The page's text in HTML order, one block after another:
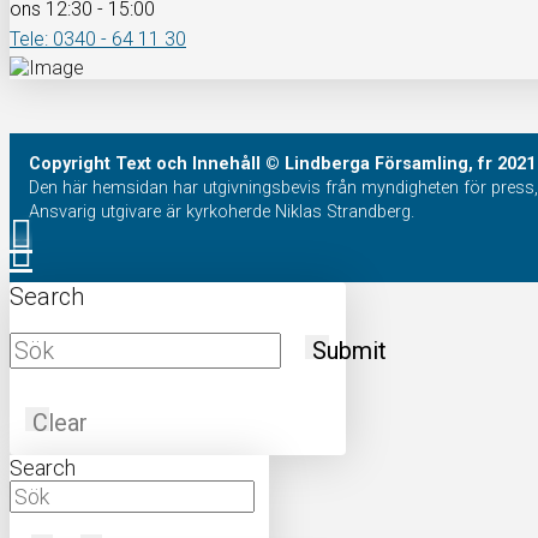
ons 12:30 - 15:00
Tele: 0340 - 64 11 30
Copyright Text och Innehåll
© Lindberga Församling, fr 2021
Den här hemsidan har utgivningsbevis från myndigheten för
Ansvarig utgivare är kyrkoherde Niklas Strandberg.
Search
Submit
Clear
Search